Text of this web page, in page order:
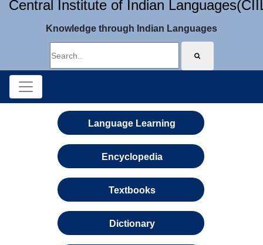
Central Institute of Indian
Knowledge through Indian Languages
Language Learning
Encyclopedia
Textbooks
Dictionary